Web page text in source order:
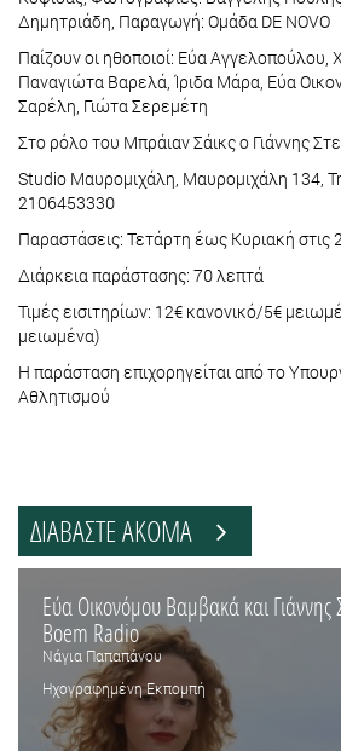
Δημητριάδη, Παραγωγή: Ομάδα DE NOVO
Παίζουν οι ηθοποιοί: Εύα Αγγελοπούλου,
Παναγιώτα Βαρελά, Ίριδα Μάρα, Εύα
Σαρέλη, Γιώτα Σερεμέτη
Στο ρόλο του Μπράιαν Σάικς ο Γιάννης
Studio Μαυρομιχάλη, Μαυρομιχάλη 134,
2106453330
Παραστάσεις: Τετάρτη έως Κυριακή στις
Διάρκεια παράστασης: 70 λεπτά
Τιμές εισιτηρίων: 12€ κανονικό/5€
μειωμένα)
Η παράσταση επιχορηγείται από το
Αθλητισμού
ΔΙΑΒΑΣΤΕ ΑΚΟΜΑ
Εύα Οικονόμου Βαμβακά και Γιάννης
Boem Radio
Νάγια Παπαπάνου
Ηχογραφημένη Εκπομπή